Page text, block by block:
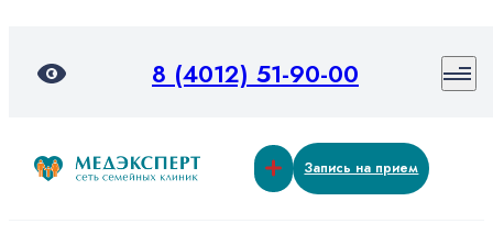
8 (4012) 51-90-00
Запись на прием